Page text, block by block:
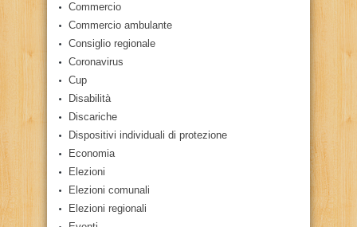
Commercio
Commercio ambulante
Consiglio regionale
Coronavirus
Cup
Disabilità
Discariche
Dispositivi individuali di protezione
Economia
Elezioni
Elezioni comunali
Elezioni regionali